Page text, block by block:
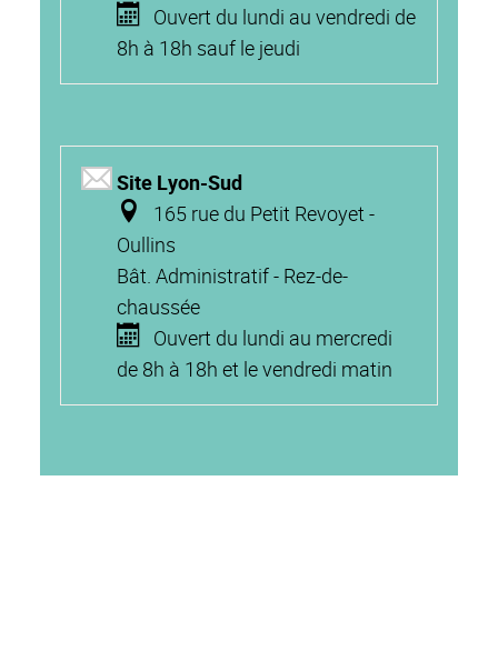
Ouvert du lundi au vendredi de
8h à 18h sauf le jeudi
Site Lyon-Sud
165 rue du Petit Revoyet -
Oullins
Bât. Administratif - Rez-de-
chaussée
Ouvert du lundi au mercredi
de 8h à 18h et le vendredi matin